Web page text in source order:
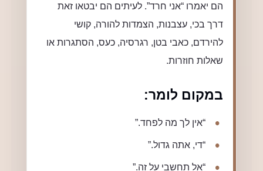
הם יאמרו “אני חרד”. לעיתים הם יבטאו זאת
דרך בכי, עצבנות, הצמדות להורה, קושי
להירדם, כאבי בטן, רגרסיה, כעס, הסתגרות או
שאלות חוזרות.
במקום לומר:
“אין לך מה לפחד.”
“די, אתה גדול.”
“אל תחשבי על זה.”